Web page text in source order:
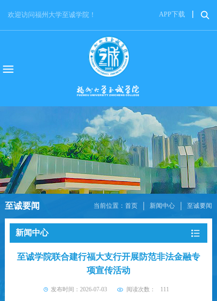
欢迎访问福州大学至诚学院！ APP下载
当前位置： 首页 新闻中心 至诚要闻
至诚要闻
新闻中心
至诚学院联合建行福大支行开展防范非法金融专
项宣传活动
发布时间：2026-07-03 阅读次数： 111